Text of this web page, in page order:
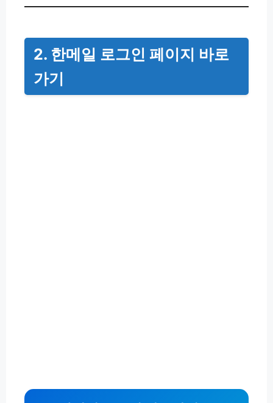
2. 한메일 로그인 페이지 바로
가기